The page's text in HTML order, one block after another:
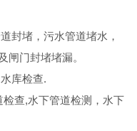
封堵，污水管道堵水，
闸门封堵堵漏。
库检查.
查,水下管道检测，水下